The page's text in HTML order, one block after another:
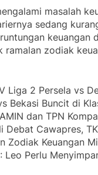
masalah
sedang
keuangan
ramalan zodiak
Liga 2 Persela vs
Bekasi Buncit di
dan TPN
Debat Cawapres,
Zodiak Keuangan
Leo Perlu